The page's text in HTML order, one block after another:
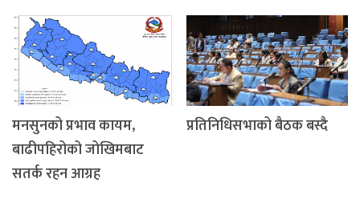
मनसुनको प्रभाव कायम,
बाढीपहिरोको जोखिमबाट
सतर्क रहन आग्रह
प्रतिनिधिसभाको बैठक बस्दै